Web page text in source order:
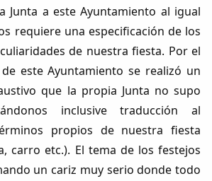
Junta a este Ayuntamiento al igual
requiere una especificación de los
de nuestra fiesta. Por el
este Ayuntamiento se realizó un
que la propia Junta no supo
inclusive traducción al
propios de nuestra fiesta
carro etc.). El tema de los festejos
un cariz muy serio donde todo